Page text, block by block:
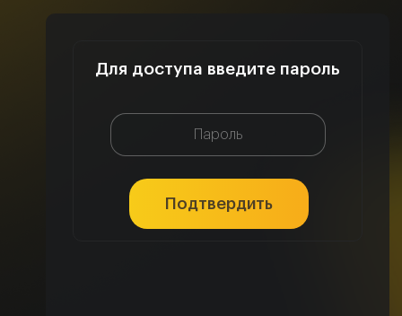
Для доступа введите пароль
Подтвердить